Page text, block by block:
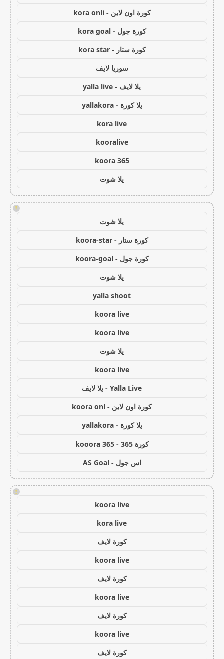
كورة اون لاين - kora onli
كورة جول - kora goal
كورة ستار - kora star
سوريا لايف
يلا لايف - yalla live
يلا كورة - yallakora
kora live
kooralive
koora 365
يلا شوت
!
يلا شوت
كورة ستار - koora-star
كورة جول - koora-goal
يلا شوت
yalla shoot
koora live
koora live
يلا شوت
koora live
Yalla Live - يلا لايف
كورة اون لاين - koora onl
يلا كورة - yallakora
كورة 365 - kooora 365
اس جول - AS Goal
!
koora live
kora live
كورة لايف
koora live
كورة لايف
koora live
كورة لايف
koora live
كورة لايف